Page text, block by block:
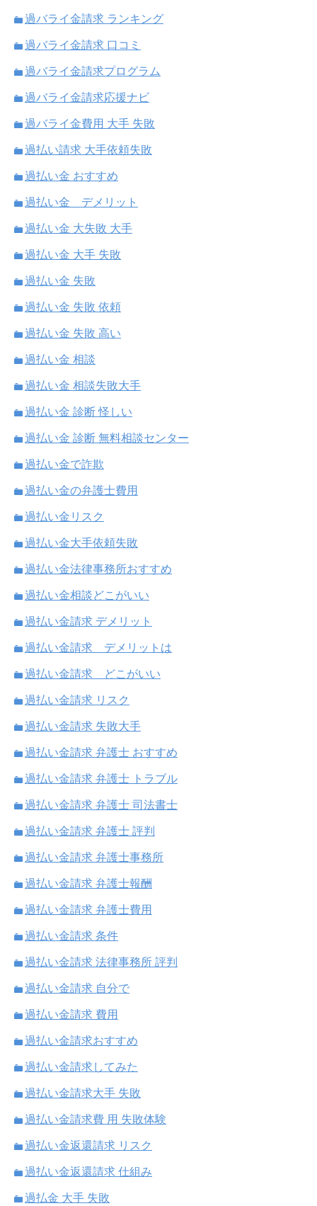
過バライ金請求 ランキング
過バライ金請求 口コミ
過バライ金請求プログラム
過バライ金請求応援ナビ
過バライ金費用 大手 失敗
過払い請求 大手依頼失敗
過払い金 おすすめ
過払い金 デメリット
過払い金 大失敗 大手
過払い金 大手 失敗
過払い金 失敗
過払い金 失敗 依頼
過払い金 失敗 高い
過払い金 相談
過払い金 相談失敗大手
過払い金 診断 怪しい
過払い金 診断 無料相談センター
過払い金で詐欺
過払い金の弁護士費用
過払い金リスク
過払い金大手依頼失敗
過払い金法律事務所おすすめ
過払い金相談どこがいい
過払い金請求 デメリット
過払い金請求 デメリットは
過払い金請求 どこがいい
過払い金請求 リスク
過払い金請求 失敗大手
過払い金請求 弁護士 おすすめ
過払い金請求 弁護士 トラブル
過払い金請求 弁護士 司法書士
過払い金請求 弁護士 評判
過払い金請求 弁護士事務所
過払い金請求 弁護士報酬
過払い金請求 弁護士費用
過払い金請求 条件
過払い金請求 法律事務所 評判
過払い金請求 自分で
過払い金請求 費用
過払い金請求おすすめ
過払い金請求してみた
過払い金請求大手 失敗
過払い金請求費 用 失敗体験
過払い金返還請求 リスク
過払い金返還請求 仕組み
過払金 大手 失敗